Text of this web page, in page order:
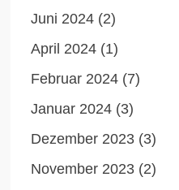
Juni 2024 (2)
April 2024 (1)
Februar 2024 (7)
Januar 2024 (3)
Dezember 2023 (3)
November 2023 (2)